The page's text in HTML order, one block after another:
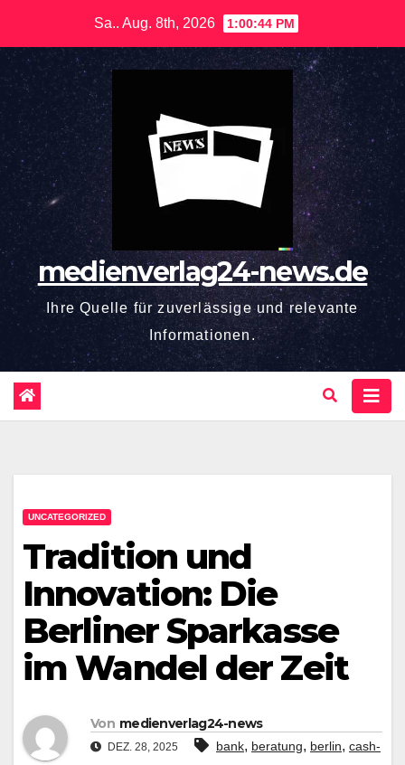
springen
Sa.. Aug. 8th, 2026 1:00:45 PM
medienverlag24-news.de
Ihre Quelle für zuverlässige und relevante
Informationen.
UNCATEGORIZED
Tradition und
Innovation: Die
Berliner Sparkasse
im Wandel der Zeit
Von medienverlag24-news
DEZ. 28, 2025 bank, beratung, berlin, cash-